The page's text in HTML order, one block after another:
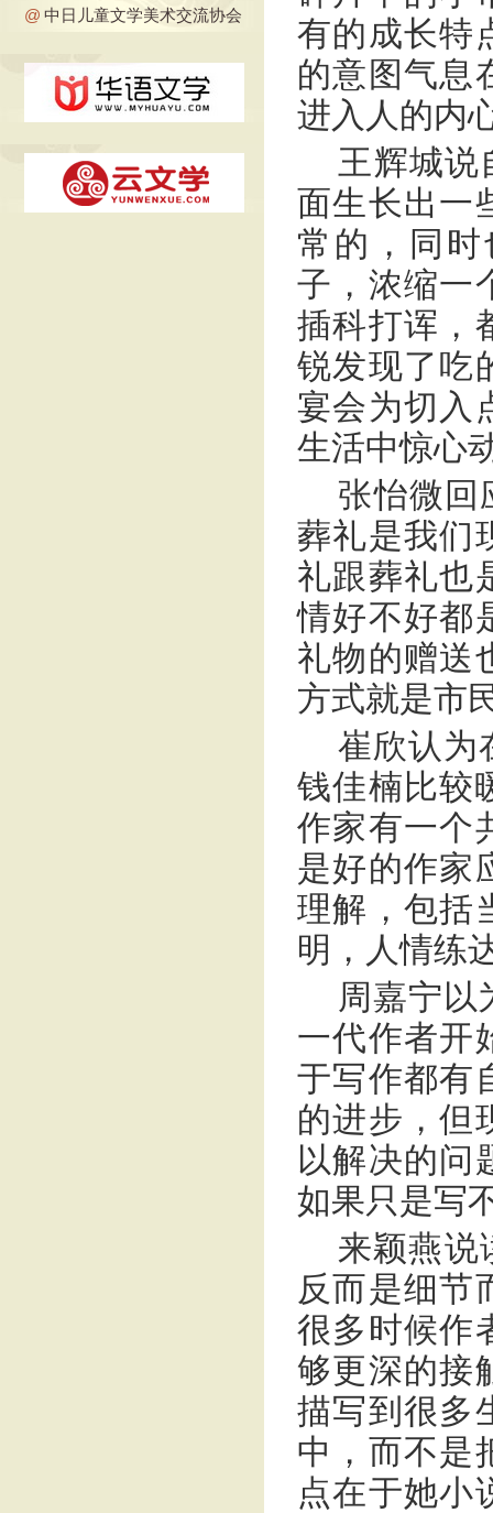
@ 中日儿童文学美术交流协会
有的成长特
的意图气息
进入人的内
王辉城说
面生长出一
常的，同
子，浓缩一
插科打诨，
锐发现了吃
宴会为切入
生活中惊心
张怡微回
葬礼是我们
礼跟葬礼也
情好不好都
礼物的赠送
方式就是市
崔欣认为
钱佳楠比较
作家有一个
是好的作家
理解，包括
明，人情练
周嘉宁以
一代作者开
于写作都有
的进步，但
以解决的问
如果只是写
来颖燕说
反而是细节
很多时候作
够更深的接
描写到很多
中，而不是
点在于她小